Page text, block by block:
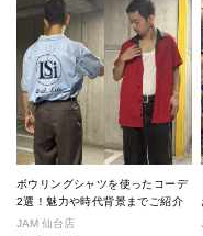
ボウリングシャツを使ったコーデ
2選！魅力や時代背景までご紹介
JAM 仙台店